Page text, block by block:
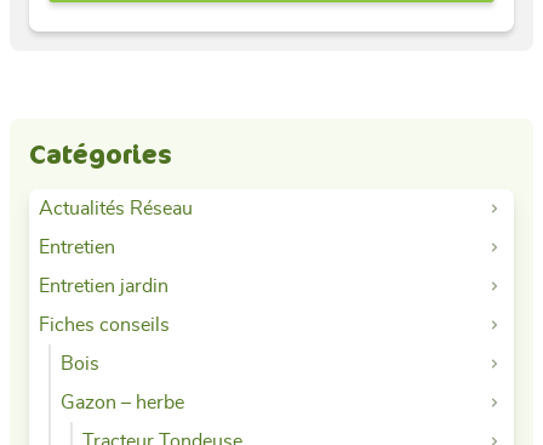
Catégories
Actualités Réseau
Entretien
Entretien jardin
Fiches conseils
Bois
Gazon – herbe
Tracteur Tondeuse